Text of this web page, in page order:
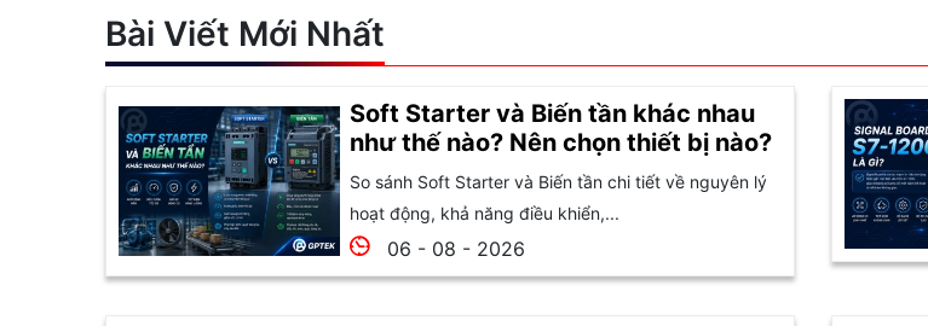
Bài Viết Mới Nhất
Soft Starter và Biến tần khác nhau
như thế nào? Nên chọn thiết bị nào?
So sánh Soft Starter và Biến tần chi tiết về nguyên lý
hoạt động, khả năng điều khiển,...
06 - 08 - 2026